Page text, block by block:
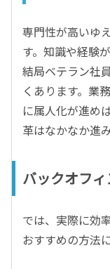
専門性が高いゆ
す。知識や経験
結局ベテラン社
くあります。業
に属人化が進め
革はなかなか進
バックオフ
では、実際に効
おすすめの方法